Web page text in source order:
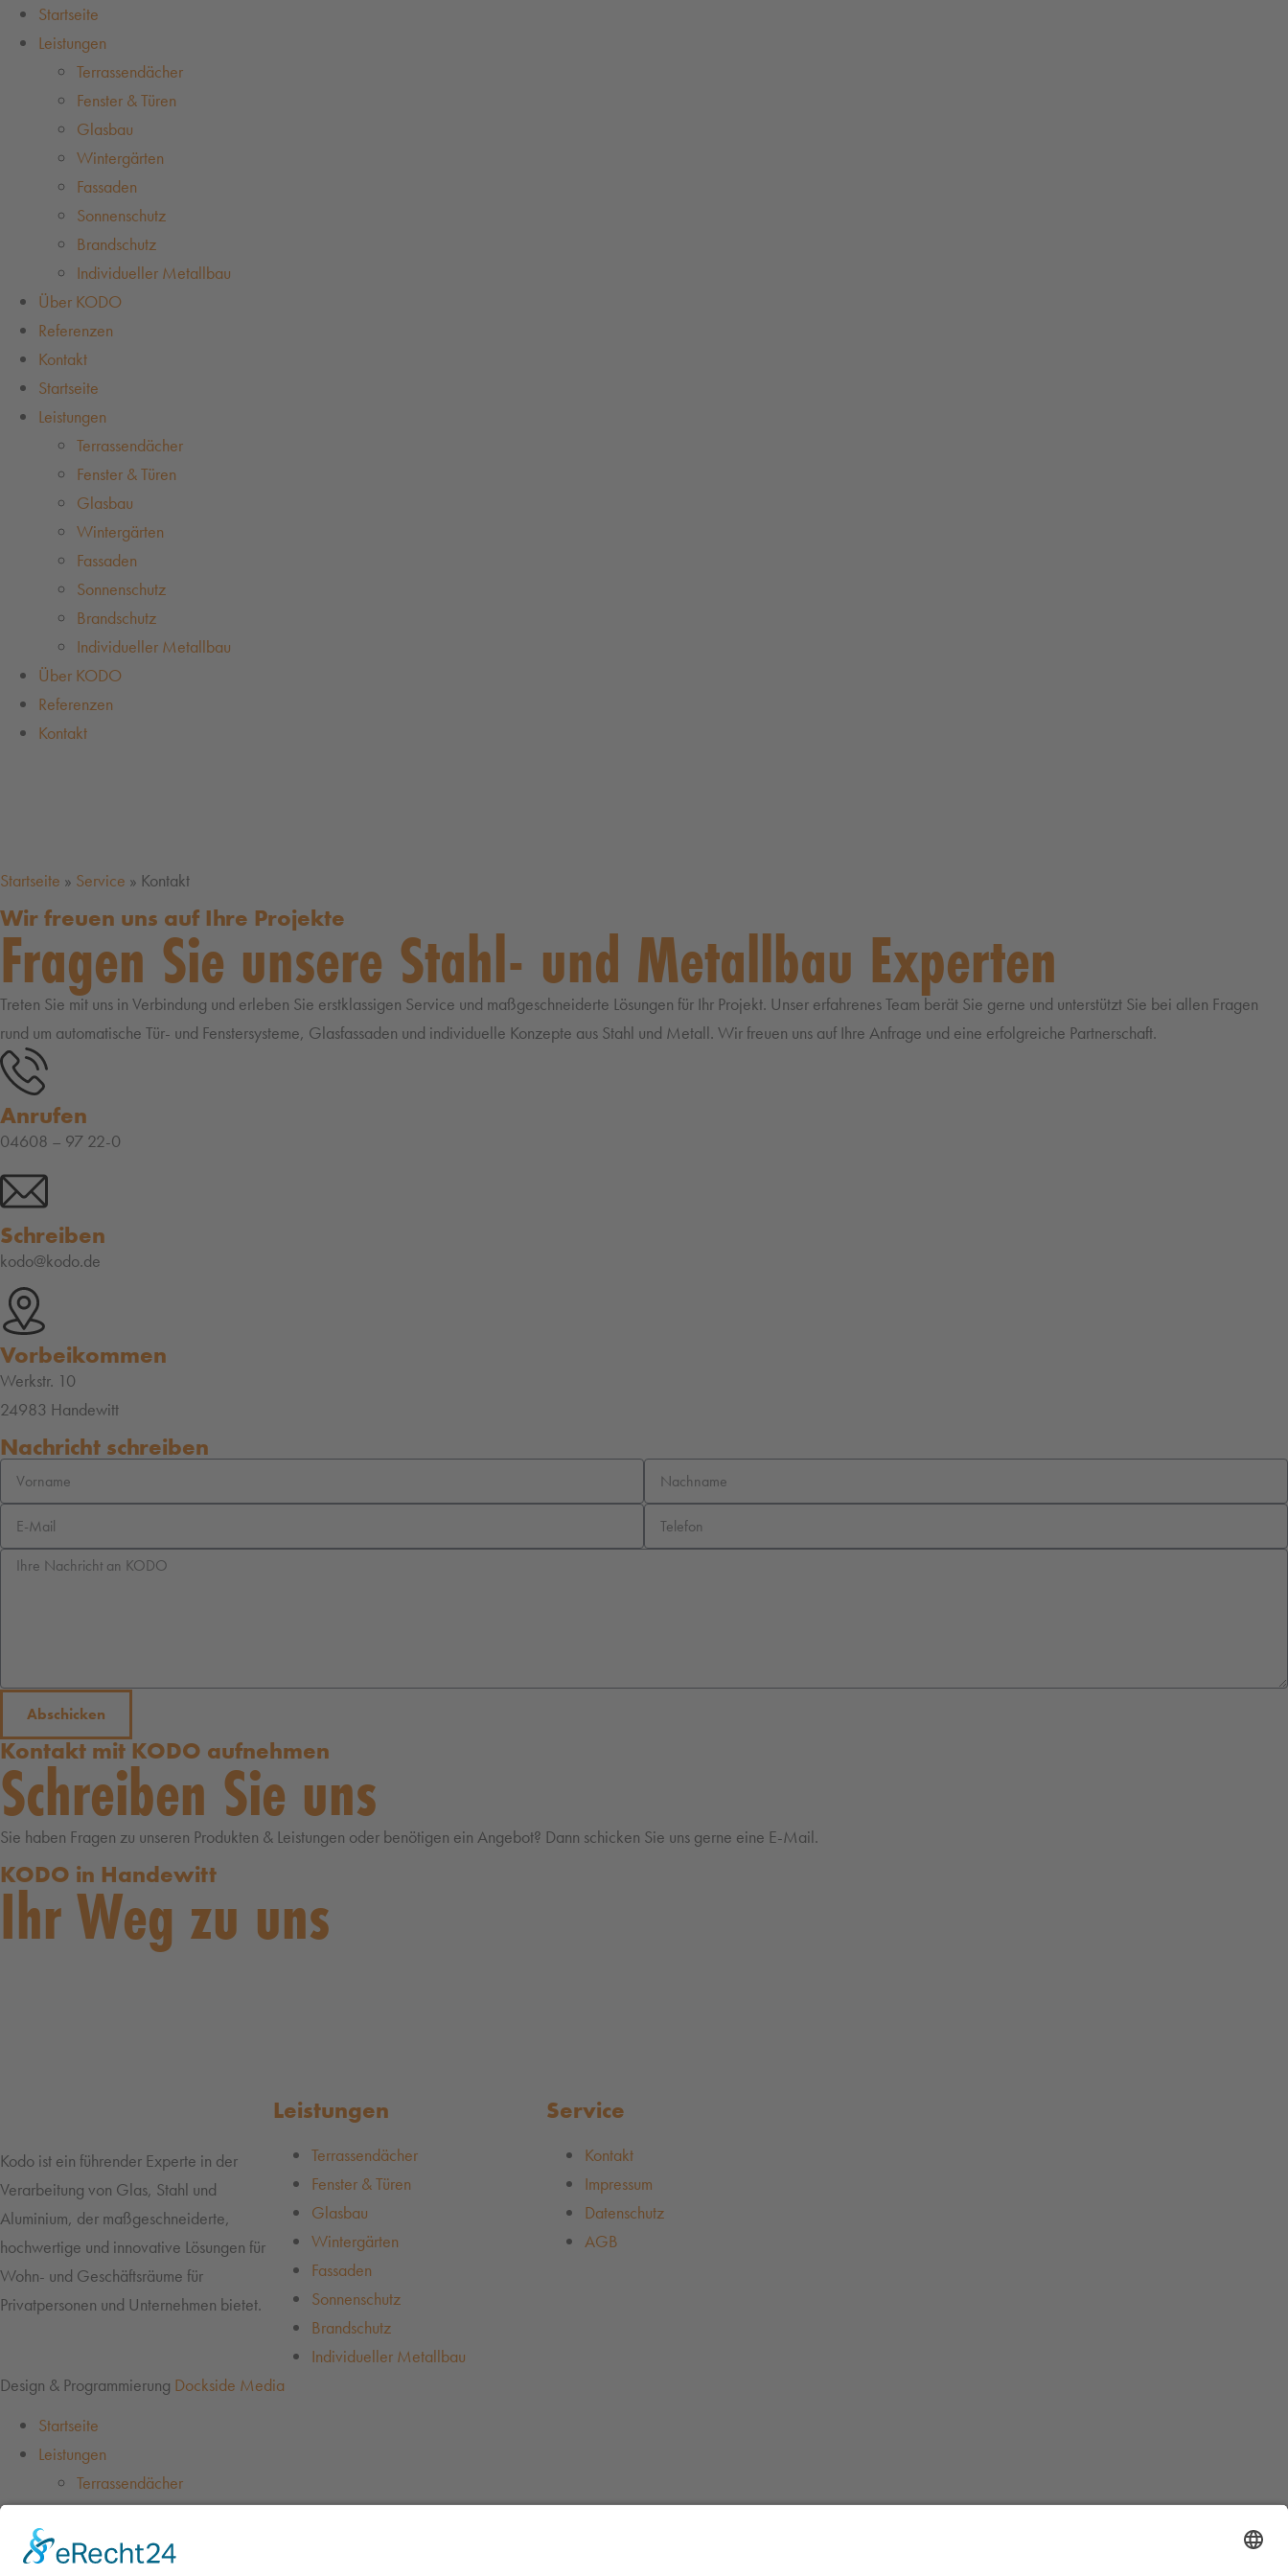
Startseite
Leistungen
Terrassendächer
Fenster & Türen
Glasbau
Wintergärten
Fassaden
Sonnenschutz
Brandschutz
Individueller Metallbau
Über KODO
Referenzen
Kontakt
Startseite
Leistungen
Terrassendächer
Fenster & Türen
Glasbau
Wintergärten
Fassaden
Sonnenschutz
Brandschutz
Individueller Metallbau
Über KODO
Referenzen
Kontakt
Startseite » Service » Kontakt
Wir freuen uns auf Ihre Projekte
Fragen Sie unsere Stahl- und Metallbau Experten
Treten Sie mit uns in Verbindung und erleben Sie erstklassigen Service und maßgeschneiderte Lösungen für Ihr Projekt. Unser erfahrenes Team berät Sie gerne und unterstützt Sie bei allen Fragen
rund um automatische Tür- und Fenstersysteme, Glasfassaden und individuelle Konzepte aus Stahl und Metall. Wir freuen uns auf Ihre Anfrage und eine erfolgreiche Partnerschaft.
Anrufen
04608 – 97 22-0
Schreiben
kodo@kodo.de
Vorbeikommen
Werkstr. 10
24983 Handewitt
Nachricht schreiben
Abschicken
Kontakt mit KODO aufnehmen
Schreiben Sie uns
Sie haben Fragen zu unseren Produkten & Leistungen oder benötigen ein Angebot? Dann schicken Sie uns gerne eine E-Mail.
KODO in Handewitt
Ihr Weg zu uns
Kodo ist ein führender Experte in der
Verarbeitung von Glas, Stahl und
Aluminium, der maßgeschneiderte,
hochwertige und innovative Lösungen für
Wohn- und Geschäftsräume für
Privatpersonen und Unternehmen bietet.
Leistungen
Terrassendächer
Fenster & Türen
Glasbau
Wintergärten
Fassaden
Sonnenschutz
Brandschutz
Individueller Metallbau
Service
Kontakt
Impressum
Datenschutz
AGB
Design & Programmierung Dockside Media
Startseite
Leistungen
Terrassendächer
Fenster & Türen
Glasbau
Wintergärten